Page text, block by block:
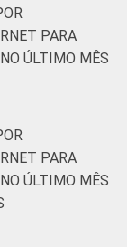
29 33
PARA
ÚLTIMO MÊS
PARA
ÚLTIMO MÊS